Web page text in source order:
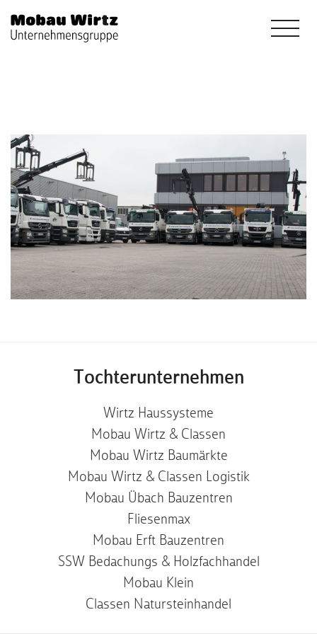
Tochterunternehmen
Wirtz Haussysteme
Mobau Wirtz & Classen
Mobau Wirtz Baumärkte
Mobau Wirtz & Classen Logistik
Mobau Übach Bauzentren
Fliesenmax
Mobau Erft Bauzentren
SSW Bedachungs & Holzfachhandel
Mobau Klein
Classen Natursteinhandel